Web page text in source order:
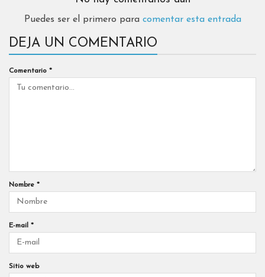
Puedes ser el primero para comentar esta entrada
DEJA UN COMENTARIO
Comentario *
Nombre *
E-mail *
Sitio web